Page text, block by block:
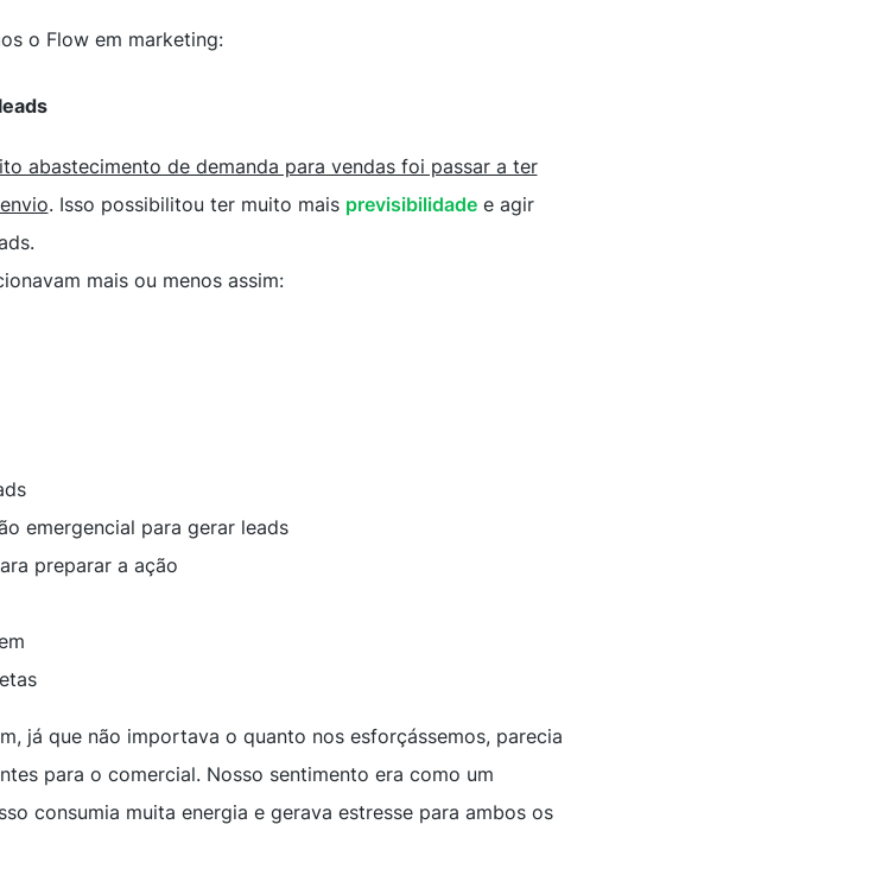
o Flow em marketing:
abastecimento de demanda para vendas foi passar a ter
. Isso possibilitou ter muito mais previsibilidadee agir
mais ou menos assim:
emergencial para gerar leads
preparar a ação
já que não importava o quanto nos esforçássemos, parecia
para o comercial. Nosso sentimento era como um
consumia muita energia e gerava estresse para ambos os